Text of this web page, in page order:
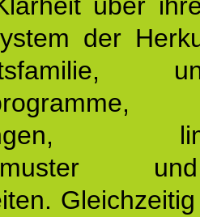
der